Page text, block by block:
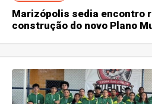
Marizópolis sedia encontro
construção do novo Plano